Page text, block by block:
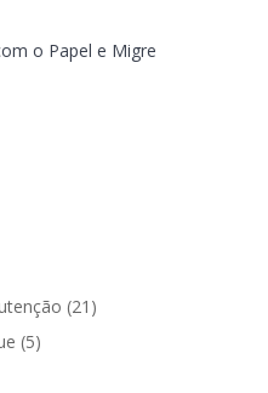
o Papel e Migre
(21)
(5)